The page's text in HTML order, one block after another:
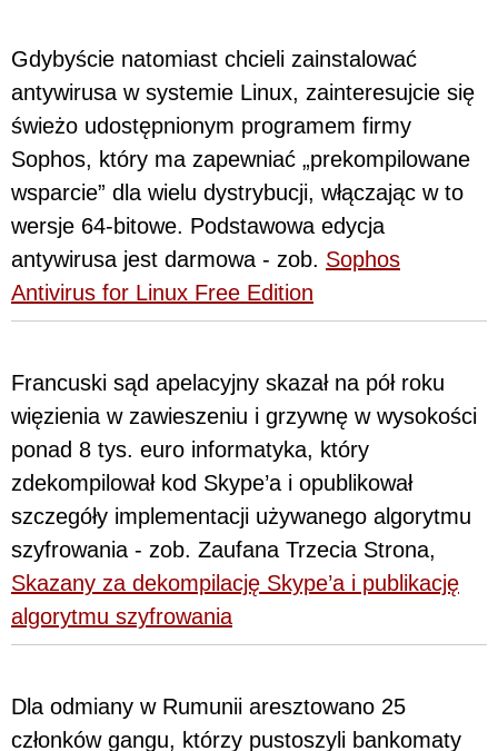
Gdybyście natomiast chcieli zainstalować
antywirusa w systemie Linux, zainteresujcie się
świeżo udostępnionym programem firmy
Sophos, który ma zapewniać „prekompilowane
wsparcie” dla wielu dystrybucji, włączając w to
wersje 64-bitowe. Podstawowa edycja
antywirusa jest darmowa - zob. Sophos
Antivirus for Linux Free Edition
Francuski sąd apelacyjny skazał na pół roku
więzienia w zawieszeniu i grzywnę w wysokości
ponad 8 tys. euro informatyka, który
zdekompilował kod Skype’a i opublikował
szczegóły implementacji używanego algorytmu
szyfrowania - zob. Zaufana Trzecia Strona,
Skazany za dekompilację Skype’a i publikację
algorytmu szyfrowania
Dla odmiany w Rumunii aresztowano 25
członków gangu, którzy pustoszyli bankomaty